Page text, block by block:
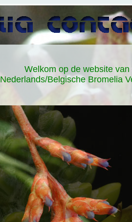
Welkom op de website van
Nederlands/Belgische Bromelia